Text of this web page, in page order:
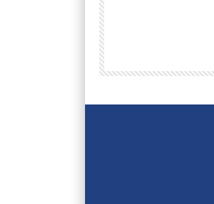
رانيا مأمون: الثمن